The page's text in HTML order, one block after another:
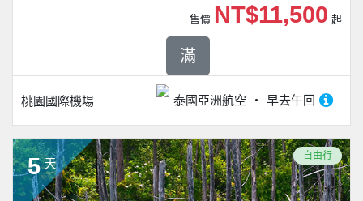
桃園國際機場 泰國亞洲航空 早去午回
售價 NT$11,500 起
滿
5 天
自由行